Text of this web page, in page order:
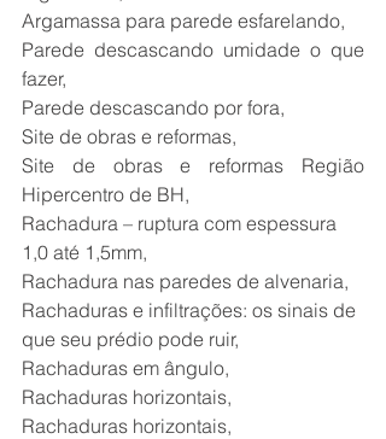
Argamassa para parede esfarelando,
Parede descascando umidade o que
fazer,
Parede descascando por fora,
Site de obras e reformas,
Site de obras e reformas Região
Hipercentro de BH,
Rachadura – ruptura com espessura
1,0 até 1,5mm,
Rachadura nas paredes de alvenaria,
Rachaduras e infiltrações: os sinais de
que seu prédio pode ruir,
Rachaduras em ângulo,
Rachaduras horizontais,
Rachaduras horizontais,